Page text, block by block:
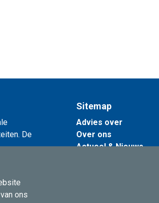
De
Sitemap
Advies over
Over ons
Actueel & Nieuws
ons